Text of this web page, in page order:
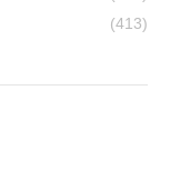
(413)